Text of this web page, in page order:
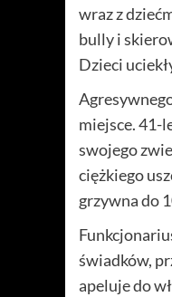
wraz z
bully i
Dzieci
miejsce. 41-
swojego
ciężkiego
grzywna do
świadków,
apeluje do